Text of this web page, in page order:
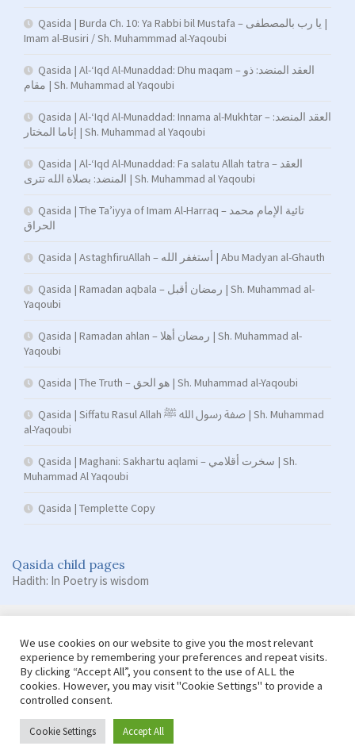
Qasida | Burda Ch. 10: Ya Rabbi bil Mustafa – يا رب بالمصطفى |
Imam al-Busiri / Sh. Muhammmad al-Yaqoubi
Qasida | Al-‘Iqd Al-Munaddad: Dhu maqam – العقد المنضد: ذو
مقام | Sh. Muhammad al Yaqoubi
Qasida | Al-‘Iqd Al-Munaddad: Innama al-Mukhtar – العقد المنضد:
إناما المختار | Sh. Muhammad al Yaqoubi
Qasida | Al-‘Iqd Al-Munaddad: Fa salatu Allah tatra – العقد
المنضد: بصلاة الله تترى | Sh. Muhammad al Yaqoubi
Qasida | The Ta’iyya of Imam Al-Harraq – تائية الإمام محمد
الحراق
Qasida | AstaghfiruAllah – أستغفر الله | Abu Madyan al-Ghauth
Qasida | Ramadan aqbala – رمضان أقبل | Sh. Muhammad al-
Yaqoubi
Qasida | Ramadan ahlan – رمضان أهلا | Sh. Muhammad al-
Yaqoubi
Qasida | The Truth – هو الحق | Sh. Muhammad al-Yaqoubi
Qasida | Siffatu Rasul Allah صفة رسول الله ﷺ | Sh. Muhammad
al-Yaqoubi
Qasida | Maghani: Sakhartu aqlami – سخرت أقلامي | Sh.
Muhammad Al Yaqoubi
Qasida | Templette Copy
Qasida child pages
Hadith: In Poetry is wisdom
We use cookies on our website to give you the most relevant
experience by remembering your preferences and repeat visits.
By clicking “Accept All”, you consent to the use of ALL the
cookies. However, you may visit "Cookie Settings" to provide a
controlled consent.
Cookie Settings Accept All